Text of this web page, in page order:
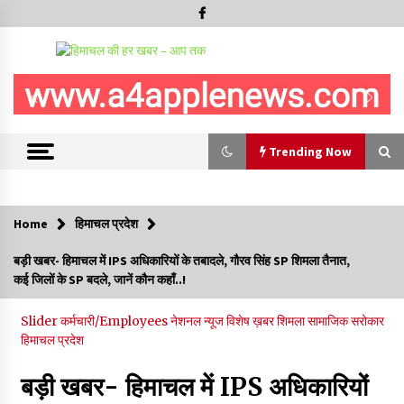
Trending Now
रूपी भावा वन्यजीव अभयारण्य में फिर दिखा जंगलों का ‘खामोश पहरेदार’, दुर्लभ
हिमालयन “सीरो” कैमरे में कैद
06/08/2026
Home हिमाचल प्रदेश
बड़ी खबर- हिमाचल में IPS अधिकारियों के तबादले, गौरव सिंह SP शिमला तैनात,
कई जिलों के SP बदले, जानें कौन कहाँ..!
Sliderकर्मचारी/Employeesनेशनल न्यूजविशेष ख़बरशिमलासामाजिक सरोकार
हिमाचल प्रदेश
बड़ी खबर- हिमाचल में IPS अधिकारियों